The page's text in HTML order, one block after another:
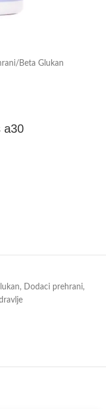
/ Beta Glukan
a30
, Dodaci prehrani,